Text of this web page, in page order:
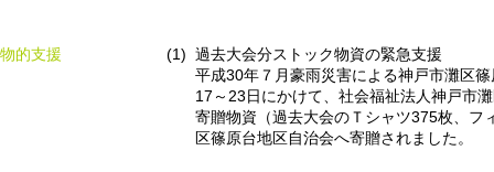
物的支援
過去大会分ストック物資の緊急支援
平成30年７月豪雨災害による神戸市灘区
17～23日にかけて、社会福祉法人神戸市
寄贈物資（過去大会のＴシャツ375枚、フ
区篠原台地区自治会へ寄贈されました。